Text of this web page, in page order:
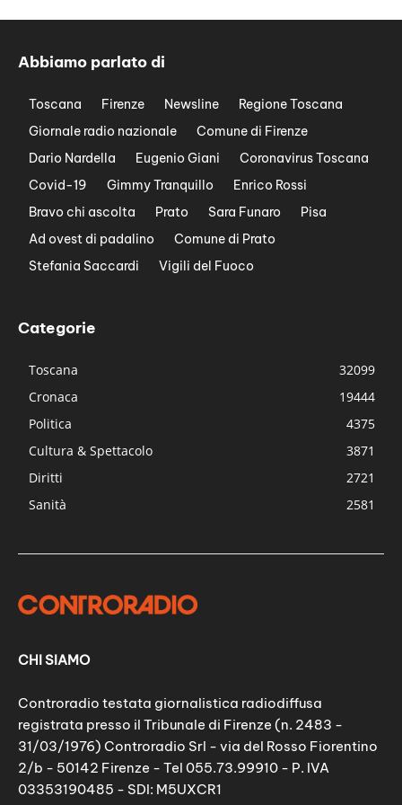
Abbiamo parlato di
Toscana Firenze Newsline
Regione Toscana
Giornale radio nazionale
Comune di Firenze
Dario Nardella
Eugenio Giani
Coronavirus Toscana
Covid-19
Gimmy Tranquillo
Enrico Rossi
Bravo chi ascolta
Prato Sara Funaro
Pisa
Ad ovest di padalino
Comune di Prato
Stefania Saccardi
Vigili del Fuoco
Categorie
Toscana
32099
Cronaca
19444
Politica
4375
Cultura & Spettacolo
3871
Diritti
2721
Sanità
2581
CHI SIAMO
Controradio testata giornalistica radiodiffusa
registrata presso il Tribunale di Firenze (n. 2483 -
31/03/1976) Controradio Srl - via del Rosso Fiorentino
2/b - 50142 Firenze - Tel 055.73.99910 - P. IVA
03353190485 - SDI: M5UXCR1